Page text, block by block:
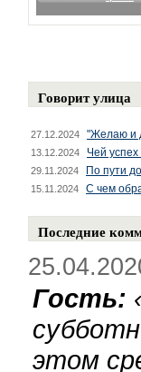
Говорит улица
27.12.2024 "Желаю и
13.12.2024 Чей
29.11.2024 По пути
15.11.2024 С чем
Последние
Гость:
этом